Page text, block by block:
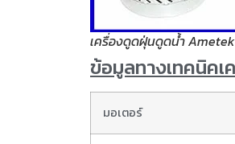
เครื่องดูดฝุ่นดูดน้ำ Ametek
ข้อมูลทางเทคนิคเ
มอเตอร์